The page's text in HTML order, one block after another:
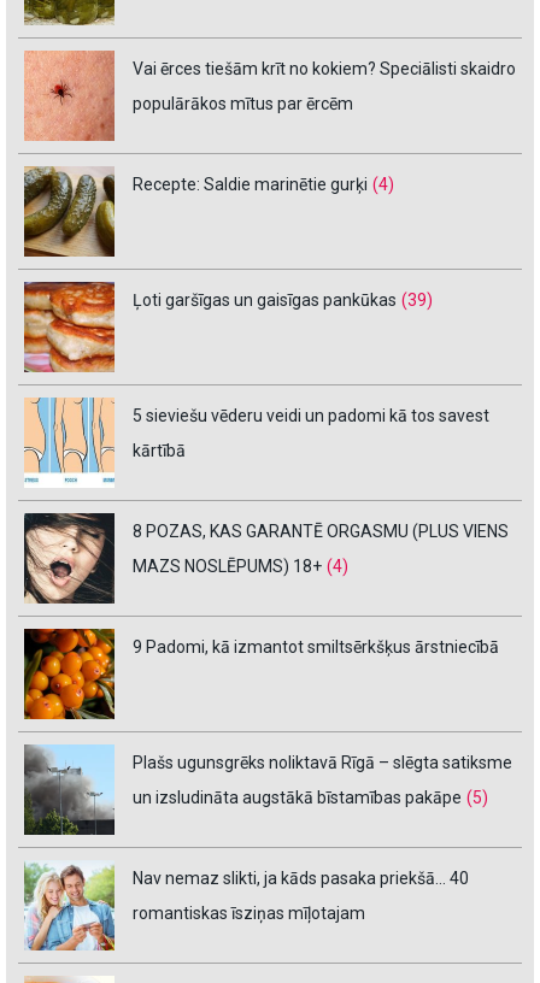
Vai ērces tiešām krīt no kokiem? Speciālisti skaidro
populārākos mītus par ērcēm
Recepte: Saldie marinētie gurķi (4)
Ļoti garšīgas un gaisīgas pankūkas (39)
5 sieviešu vēderu veidi un padomi kā tos savest
kārtībā
8 POZAS, KAS GARANTĒ ORGASMU (PLUS VIENS
MAZS NOSLĒPUMS) 18+ (4)
9 Padomi, kā izmantot smiltsērkšķus ārstniecībā
Plašs ugunsgrēks noliktavā Rīgā – slēgta satiksme
un izsludināta augstākā bīstamības pakāpe (5)
Nav nemaz slikti, ja kāds pasaka priekšā… 40
romantiskas īsziņas mīļotajam